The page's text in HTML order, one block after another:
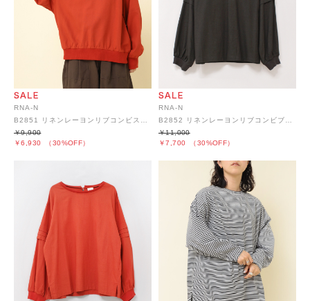
RNA-N
￥6,930 （30%OFF）
￥9,900
RNA-N
￥7,700 （30%OFF）
￥11,000